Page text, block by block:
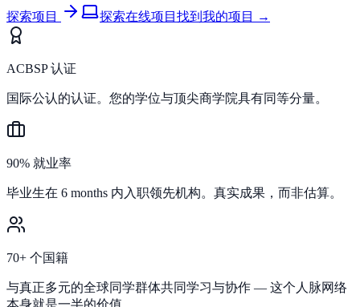
探索项目
探索在线项目 找到我的项目 →
ACBSP 认证
国际公认的认证。您的学位与顶尖商学院具有同等分量。
90% 就业率
毕业生在 6 months 内入职领先机构。真实成果，而非估算。
70+ 个国籍
与真正多元的全球同学群体共同学习与协作 — 这个人脉网络
本身就是一半的价值。